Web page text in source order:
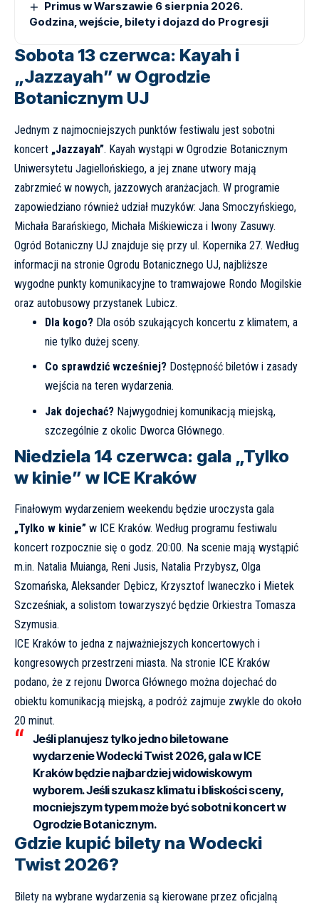
Primus w Warszawie 6 sierpnia 2026.
Godzina, wejście, bilety i dojazd do Progresji
Sobota 13 czerwca: Kayah i
„Jazzayah” w Ogrodzie
Botanicznym UJ
Jednym z najmocniejszych punktów festiwalu jest sobotni
koncert „Jazzayah”. Kayah wystąpi w Ogrodzie Botanicznym
Uniwersytetu Jagiellońskiego, a jej znane utwory mają
zabrzmieć w nowych, jazzowych aranżacjach. W programie
zapowiedziano również udział muzyków: Jana Smoczyńskiego,
Michała Barańskiego, Michała Miśkiewicza i Iwony Zasuwy.
Ogród Botaniczny UJ znajduje się przy ul. Kopernika 27. Według
informacji na stronie Ogrodu Botanicznego UJ, najbliższe
wygodne punkty komunikacyjne to tramwajowe Rondo Mogilskie
oraz autobusowy przystanek Lubicz.
Dla kogo?Dla osób szukających koncertu z klimatem, a
nie tylko dużej sceny.
Co sprawdzić wcześniej?Dostępność biletów i zasady
wejścia na teren wydarzenia.
Jak dojechać?Najwygodniej komunikacją miejską,
szczególnie z okolic Dworca Głównego.
Niedziela 14 czerwca: gala „Tylko
w kinie” w ICE Kraków
Finałowym wydarzeniem weekendu będzie uroczysta gala
„Tylko w kinie” w ICE Kraków. Według programu festiwalu
koncert rozpocznie się o godz. 20:00. Na scenie mają wystąpić
m.in. Natalia Muianga, Reni Jusis, Natalia Przybysz, Olga
Szomańska, Aleksander Dębicz, Krzysztof Iwaneczko i Mietek
Szcześniak, a solistom towarzyszyć będzie Orkiestra Tomasza
Szymusia.
ICE Kraków to jedna z najważniejszych koncertowych i
kongresowych przestrzeni miasta. Na stronie ICE Kraków
podano, że z rejonu Dworca Głównego można dojechać do
obiektu komunikacją miejską, a podróż zajmuje zwykle do około
20 minut.
Jeśli planujesz tylko jedno biletowane
wydarzenie Wodecki Twist 2026, gala w ICE
Kraków będzie najbardziej widowiskowym
wyborem. Jeśli szukasz klimatu i bliskości sceny,
mocniejszym typem może być sobotni koncert w
Ogrodzie Botanicznym.
Gdzie kupić bilety na Wodecki
Twist 2026?
Bilety na wybrane wydarzenia są kierowane przez oficjalną